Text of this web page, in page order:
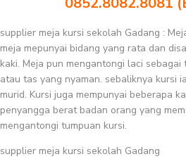
supplier meja kursi sekolah Gadang :
meja mepunyai bidang yang rata dan
kaki. Meja pun mengantongi laci
atau tas yang nyaman. sebaliknya kursi
murid. Kursi juga mempunyai beberapa
penyangga berat badan orang yang
mengantongi tumpuan kursi.
supplier meja kursi sekolah Gadang